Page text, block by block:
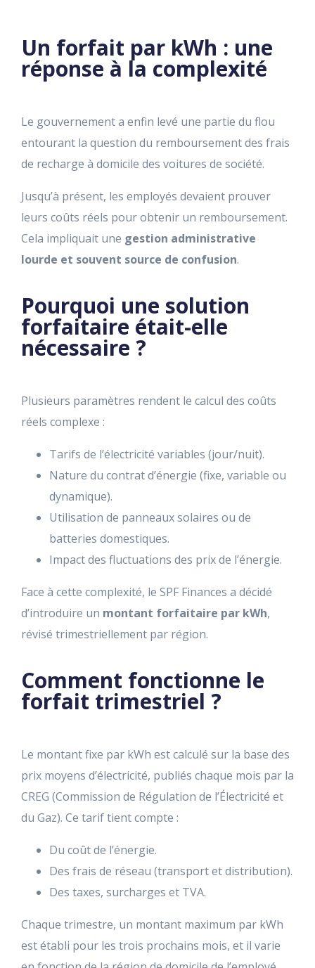
Un forfait par kWh : une
réponse à la complexité
Le gouvernement a enfin levé une partie du flou
entourant la question du remboursement des frais
de recharge à domicile des voitures de société.
Jusqu’à présent, les employés devaient prouver
leurs coûts réels pour obtenir un remboursement.
Cela impliquait une gestion administrative
lourde et souvent source de confusion.
Pourquoi une solution
forfaitaire était-elle
nécessaire ?
Plusieurs paramètres rendent le calcul des coûts
réels complexe :
Tarifs de l’électricité variables (jour/nuit).
Nature du contrat d’énergie (fixe, variable ou
dynamique).
Utilisation de panneaux solaires ou de
batteries domestiques.
Impact des fluctuations des prix de l’énergie.
Face à cette complexité, le SPF Finances a décidé
d’introduire un montant forfaitaire par kWh,
révisé trimestriellement par région.
Comment fonctionne le
forfait trimestriel ?
Le montant fixe par kWh est calculé sur la base des
prix moyens d’électricité, publiés chaque mois par la
CREG (Commission de Régulation de l’Électricité et
du Gaz). Ce tarif tient compte :
Du coût de l’énergie.
Des frais de réseau (transport et distribution).
Des taxes, surcharges et TVA.
Chaque trimestre, un montant maximum par kWh
est établi pour les trois prochains mois, et il varie